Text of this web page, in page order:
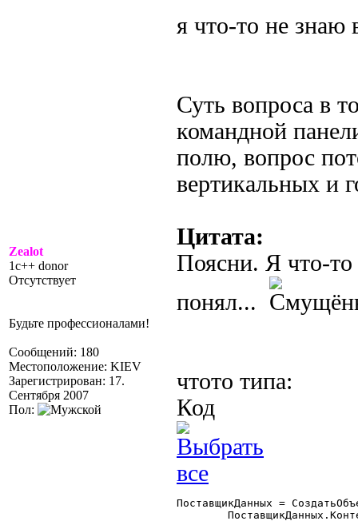
Zealot
1c++ donor
Отсутствует
Будьте профессионалами!
Сообщений: 180
Местоположение: KIEV
Зарегистрирован: 17.
Сентября 2007
Пол:
я что-то не
Суть вопроса в
командной
полю, вопрос
вертикальных и
Цитата:
Поясни. Я что-то
понял...
чтото типа:
Код
ПоставщикДанных =